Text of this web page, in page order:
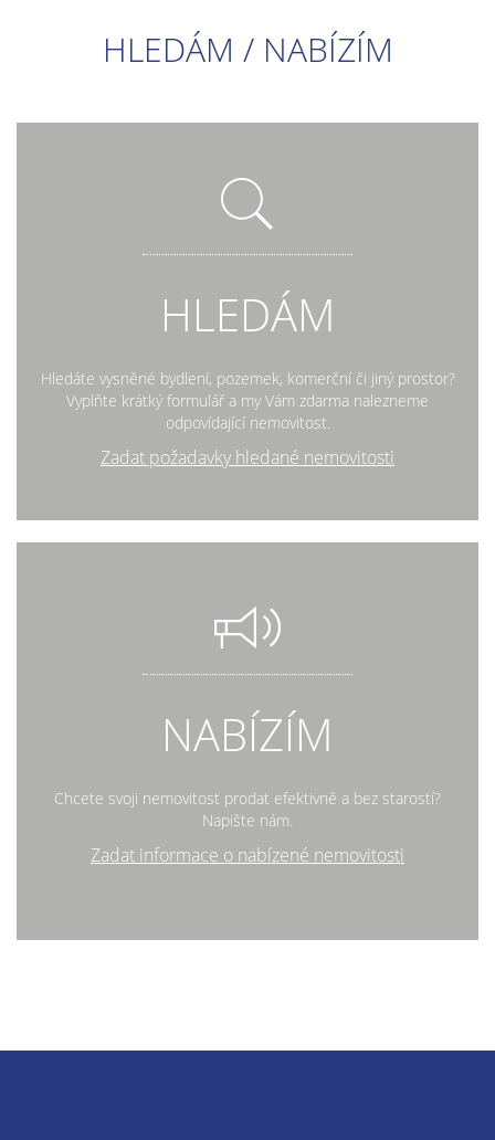
HLEDÁM / NABÍZÍM
HLEDÁM
Hledáte vysněné bydlení, pozemek, komerční či jiný prostor?
Vyplňte krátký formulář a my Vám zdarma nalezneme
odpovídající nemovitost.
Zadat požadavky hledané nemovitosti
NABÍZÍM
Chcete svoji nemovitost prodat efektivně a bez starostí?
Napište nám.
Zadat informace o nabízené nemovitosti